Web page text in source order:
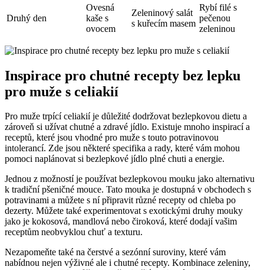
Druhý den
Ovesná
kaše s
ovocem
Zeleninový salát
s kuřecím masem
Rybí filé s
pečenou
zeleninou
Inspirace pro chutné recepty bez lepku
pro muže s celiakií
Pro muže trpící celiakií je důležité dodržovat bezlepkovou dietu a
zároveň si užívat chutné a zdravé jídlo. Existuje mnoho inspirací a
receptů, které jsou vhodné pro muže s touto potravinovou
intolerancí. Zde jsou některé specifika a rady, které vám mohou
pomoci naplánovat si bezlepkové jídlo plné chuti a energie.
Jednou z možností je používat bezlepkovou mouku jako alternativu
k tradiční pšeničné mouce. Tato mouka je dostupná v obchodech s
potravinami a můžete s ní připravit různé recepty od chleba po
dezerty. Můžete také experimentovat s exotickými druhy mouky
jako je kokosová, mandlová nebo čiroková, které dodají vašim
receptům neobvyklou chuť a texturu.
Nezapomeňte také na čerstvé a sezónní suroviny, které vám
nabídnou nejen výživné ale i chutné recepty. Kombinace zeleniny,